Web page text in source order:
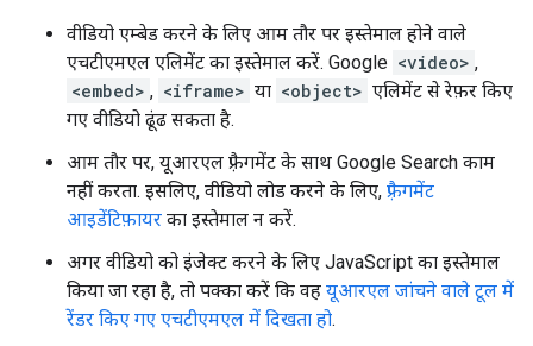
वीडियो एम्बेड करने के लिए आम तौर पर इस्तेमाल होने वाले
एचटीएमएल एलिमेंट का इस्तेमाल करें. Google <video> ,
<embed> , <iframe> या <object> एलिमेंट से रेफ़र किए
गए वीडियो ढूंढ सकता है.
आम तौर पर, यूआरएल फ़्रैगमेंट के साथ Google Search काम
नहीं करता. इसलिए, वीडियो लोड करने के लिए, फ़्रैगमेंट
आइडेंटिफ़ायर का इस्तेमाल न करें.
अगर वीडियो को इंजेक्ट करने के लिए JavaScript का इस्तेमाल
किया जा रहा है, तो पक्का करें कि वह यूआरएल जांचने वाले टूल में
रेंडर किए गए एचटीएमएल में दिखता हो.